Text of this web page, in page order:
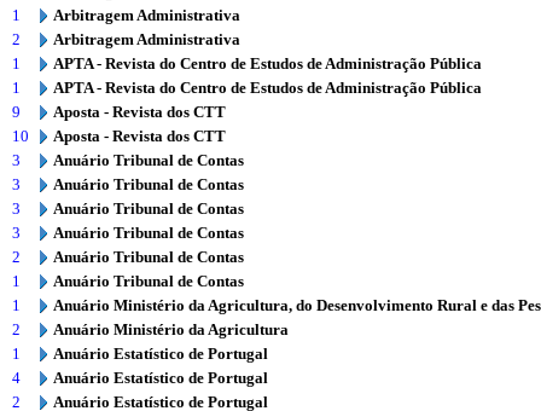
1
Arbitragem Administrativa
2
Arbitragem Administrativa
1
APTA - Revista do Centro de Estudos de Administração Pública
1
APTA - Revista do Centro de Estudos de Administração Pública
9
Aposta - Revista dos CTT
10
Aposta - Revista dos CTT
3
Anuário Tribunal de Contas
3
Anuário Tribunal de Contas
3
Anuário Tribunal de Contas
3
Anuário Tribunal de Contas
2
Anuário Tribunal de Contas
1
Anuário Tribunal de Contas
1
Anuário Ministério da Agricultura, do Desenvolvimento Rural e das
2
Anuário Ministério da Agricultura
1
Anuário Estatístico de Portugal
4
Anuário Estatístico de Portugal
2
Anuário Estatístico de Portugal